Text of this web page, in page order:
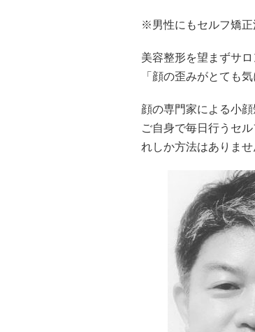
※男性にもセルフ矯正
美容整形を望まずサ
「顔の歪みがとても
顔の専門家による小
ご自身で毎日行うセ
れしか方法はありませ